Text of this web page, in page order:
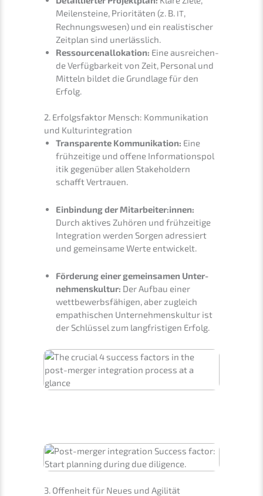
Meilen­stei­ne, Priori­tä­ten (z. B. IT,
Rechnungs­we­sen) und ein realis­ti­scher
Zeitplan sind unerlässlich.
Ressour­cen­al­lo­ka­ti­on: Eine ausrei­chen­
de Verfüg­bar­keit von Zeit, Perso­nal und
Mitteln bildet die Grund­la­ge für den
Erfolg.
2. Erfolgs­fak­tor Mensch: Kommu­ni­ka­ti­on
und Kulturintegration
Trans­pa­ren­te Kommu­ni­ka­ti­on: Eine
frühzei­ti­ge und offene Infor­ma­ti­ons­po­l
i­tik gegen­über allen Stake­hol­dern
schafft Vertrauen.
Einbin­dung der Mitarbeiter:innen:
Durch aktives Zuhören und frühzei­ti­ge
Integra­ti­on werden Sorgen adres­siert
und gemein­sa­me Werte entwickelt.
Förde­rung einer gemein­sa­men Unter­
neh­mens­kul­tur: Der Aufbau einer
wettbe­werbs­fä­hi­gen, aber zugleich
empathi­schen Unter­neh­mens­kul­tur ist
der Schlüs­sel zum langfris­ti­gen Erfolg.
3. Offen­heit für Neues und Agilität